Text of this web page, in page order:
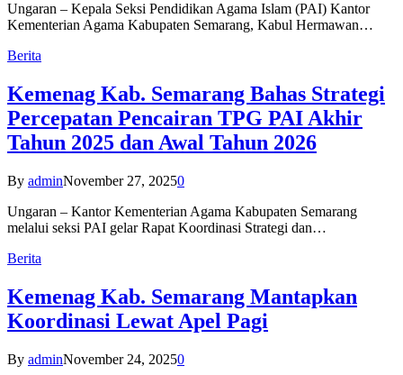
Ungaran – Kepala Seksi Pendidikan Agama Islam (PAI) Kantor
Kementerian Agama Kabupaten Semarang, Kabul Hermawan…
Berita
Kemenag Kab. Semarang Bahas Strategi
Percepatan Pencairan TPG PAI Akhir
Tahun 2025 dan Awal Tahun 2026
By adminNovember 27, 20250
Ungaran – Kantor Kementerian Agama Kabupaten Semarang
melalui seksi PAI gelar Rapat Koordinasi Strategi dan…
Berita
Kemenag Kab. Semarang Mantapkan
Koordinasi Lewat Apel Pagi
By adminNovember 24, 20250